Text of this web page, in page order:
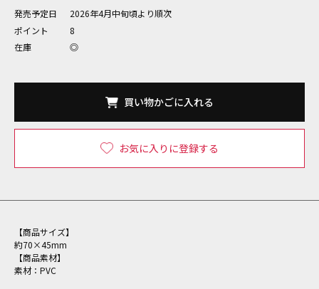
発売予定日
2026年4月中旬頃より順次
ポイント
8
在庫
◎
買い物かごに入れる
お気に入りに登録する
【商品サイズ】
約70×45mm
【商品素材】
素材：PVC